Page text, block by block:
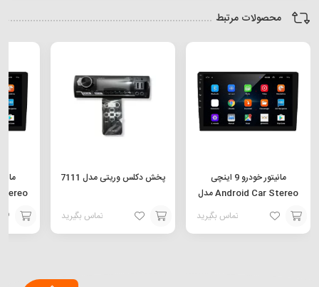
محصولات مرتبط
مانیتور خودرو 9 اینچی
Android Car Stereo مدل
تماس بگیرید
افزودن
پخش دکلس وریتی مدل 7111
تماس بگیرید
افزودن
افزودن
سبد